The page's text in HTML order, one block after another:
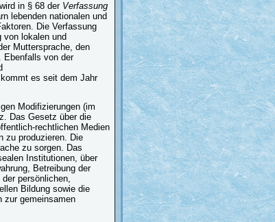
in § 68 der Verfassung
lebenden nationalen und
Die Verfassung
von lokalen und
Muttersprache, den
Ebenfalls von der
es seit dem Jahr
Modifizierungen (im
Das Gesetz über die
rechtlichen Medien
zu produzieren. Die
zu sorgen. Das
Institutionen, über
Betreibung der
persönlichen,
Bildung sowie die
zur gemeinsamen